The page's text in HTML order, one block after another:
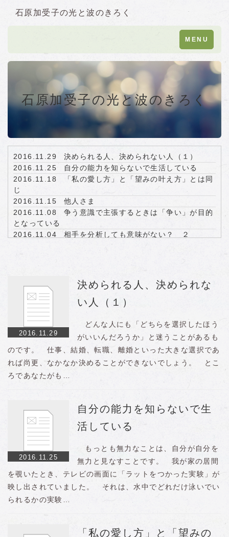
石原加受子の光と波のきろく
Toggle
navigation
MENU
石原加受子の光と波のきろく
2016.11.29
決められる人、決められない人（１）
2016.11.25
自分の能力を知らないで生活している
2016.11.18
「私の愛し方」と「望みの叶え方」とは同
じ
2016.11.15
他人さま
2016.11.08
争う意識で主張するときは「争い」が目的
となっている
2016.11.04
相手を分析しても意味がない？ ２
2016.11.29
決められる人、決められな
い人（１）
どんな人にも「どちらを選択したほう
がいいんだろうか」と迷うことがあるも
のです。 仕事、結婚、転職、離婚といった大きな選択であ
れば尚更、なかなか決めることができないでしょう。 とこ
ろであなたがも…
2016.11.25
自分の能力を知らないで生
活している
もっとも無力なことは、自分が自分を
無力と見なすことです。 我が家の居間
を覗いたとき、テレビの画面に「ラットをつかった実験」が
映し出されていました。 それは、水中でどれだけ泳いでい
られるかの実験…
「私の愛し方」と「望みの